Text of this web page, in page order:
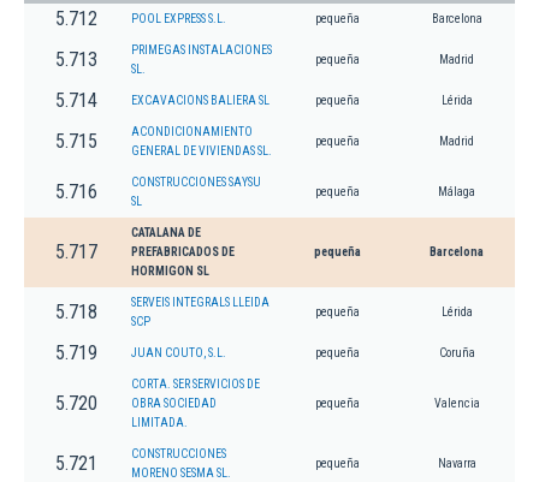
5.712 POOL EXPRESS S.L. pequeña Barcelona
5.713
PRIMEGAS INSTALACIONES
SL.
pequeña Madrid
5.714 EXCAVACIONS BALIERA SL pequeña Lérida
5.715
ACONDICIONAMIENTO
GENERAL DE VIVIENDAS SL.
pequeña Madrid
5.716
CONSTRUCCIONES SAYSU
SL
pequeña Málaga
5.717
CATALANA DE
PREFABRICADOS DE
HORMIGON SL
pequeña Barcelona
5.718
SERVEIS INTEGRALS LLEIDA
SCP
pequeña Lérida
5.719 JUAN COUTO, S.L. pequeña Coruña
5.720
CORTA. SER SERVICIOS DE
OBRA SOCIEDAD
LIMITADA.
pequeña Valencia
5.721
CONSTRUCCIONES
MORENO SESMA SL.
pequeña Navarra